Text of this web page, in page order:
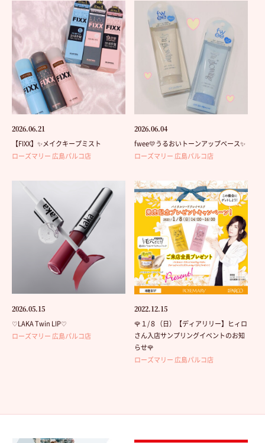
2026.06.21
【FIXX】✨メイクキープミスト
ローズマリー 広島パルコ店
2026.06.04
fwee💛うるおいトーンアップベース✨
ローズマリー 広島パルコ店
2026.05.15
♡LAKA Twin LIP♡
ローズマリー 広島パルコ店
2022.12.15
🌹１/８（日）【ディアリリー】ヒィロ
さん入店サンプリングイベントのお知
らせ🌹
ローズマリー 広島パルコ店